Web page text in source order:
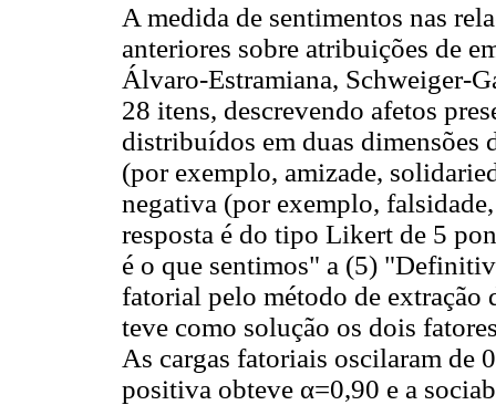
A medida de sentimentos nas
anteriores sobre atribuições de
Álvaro-Estramiana, Schweiger-
28 itens, descrevendo afetos
distribuídos em duas dimensões
(por exemplo, amizade,
negativa (por exemplo,
resposta é do tipo Likert de 5
é o que sentimos" a (5)
fatorial pelo método de
teve como solução os dois
As cargas fatoriais oscilaram de
positiva obteve α=0,90 e a